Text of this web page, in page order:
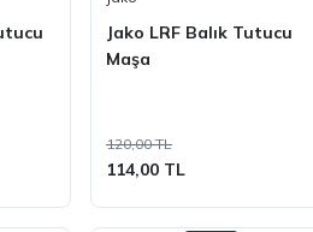
Jako LRF Balık Tutucu
Maşa
120,00 TL
114,00 TL